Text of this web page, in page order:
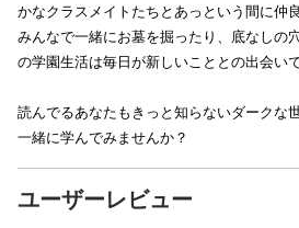
かなクラスメイトたちとあっという間に仲
みんなで一緒にお墓を掘ったり、底なしの
の学園生活は毎日が新しいこととの出会い
読んでるあなたもきっと知らないダークな
一緒に学んでみませんか？
ユーザーレビュー